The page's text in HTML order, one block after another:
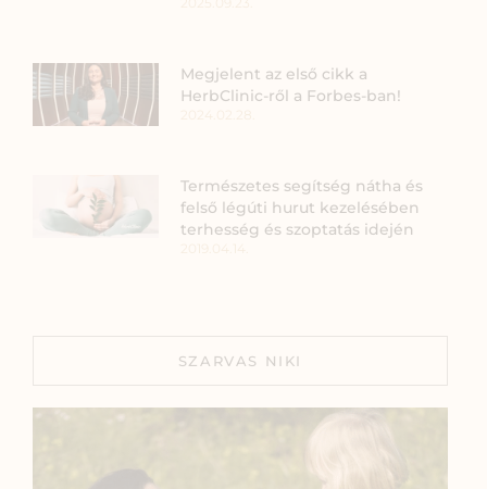
Megjelent az első cikk a
HerbClinic-ről a Forbes-ban!
Természetes segítség nátha és
felső légúti hurut kezelésében
terhesség és szoptatás idején
SZARVAS NIKI